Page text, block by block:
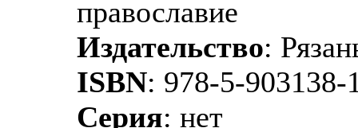
православие
Издательство:
ISBN: 978-5-903138-
Серия: нет